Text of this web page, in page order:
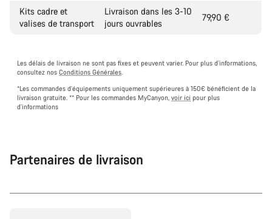
Kits cadre et
valises de transport
Livraison dans les 3-10
jours ouvrables
79,90 €
Les délais de livraison ne sont pas fixes et peuvent varier. Pour plus d’informations,
consultez nos Conditions Générales.
*Les commandes d’équipements uniquement supérieures à 150€ bénéficient de la
livraison gratuite. ** Pour les commandes MyCanyon, voir ici pour plus
d’informations
Partenaires de livraison